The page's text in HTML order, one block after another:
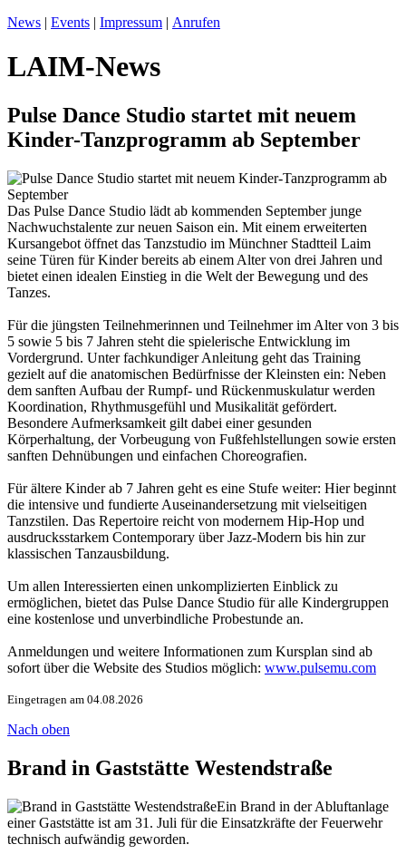
News | Events | Impressum | Anrufen
LAIM-News
Pulse Dance Studio startet mit neuem
Kinder-Tanzprogramm ab September
Das Pulse Dance Studio lädt ab kommenden September junge
Nachwuchstalente zur neuen Saison ein. Mit einem erweiterten
Kursangebot öffnet das Tanzstudio im Münchner Stadtteil Laim
seine Türen für Kinder bereits ab einem Alter von drei Jahren und
bietet einen idealen Einstieg in die Welt der Bewegung und des
Tanzes.
Für die jüngsten Teilnehmerinnen und Teilnehmer im Alter von 3 bis
5 sowie 5 bis 7 Jahren steht die spielerische Entwicklung im
Vordergrund. Unter fachkundiger Anleitung geht das Training
gezielt auf die anatomischen Bedürfnisse der Kleinsten ein: Neben
dem sanften Aufbau der Rumpf- und Rückenmuskulatur werden
Koordination, Rhythmusgefühl und Musikalität gefördert.
Besondere Aufmerksamkeit gilt dabei einer gesunden
Körperhaltung, der Vorbeugung von Fußfehlstellungen sowie ersten
sanften Dehnübungen und einfachen Choreografien.
Für ältere Kinder ab 7 Jahren geht es eine Stufe weiter: Hier beginnt
die intensive und fundierte Auseinandersetzung mit vielseitigen
Tanzstilen. Das Repertoire reicht von modernem Hip-Hop und
ausdrucksstarkem Contemporary über Jazz-Modern bis hin zur
klassischen Tanzausbildung.
Um allen Interessierten einen unkomplizierten Einblick zu
ermöglichen, bietet das Pulse Dance Studio für alle Kindergruppen
eine kostenlose und unverbindliche Probestunde an.
Anmeldungen und weitere Informationen zum Kursplan sind ab
sofort über die Website des Studios möglich: www.pulsemu.com
Eingetragen am 04.08.2026
Nach oben
Brand in Gaststätte Westendstraße
Ein Brand in der Abluftanlage
einer Gaststätte ist am 31. Juli für die Einsatzkräfte der Feuerwehr
technisch aufwändig geworden.